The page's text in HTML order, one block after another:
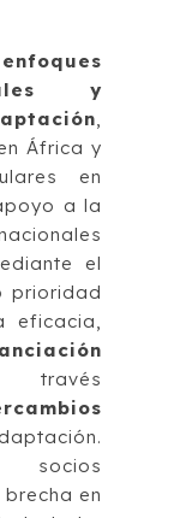
enfoques
y
,
África y
en
a la
el
prioridad
eficacia,
socios
en